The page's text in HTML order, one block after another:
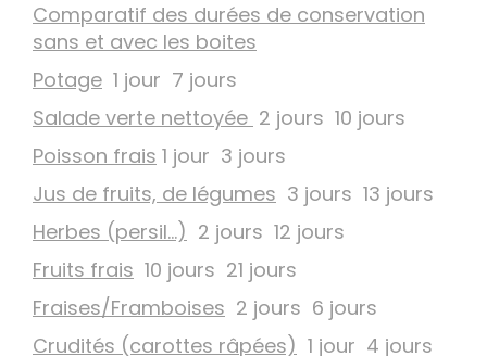
Comparatif des durées de conservation
sans et avec les boites
Potage 1 jour 7 jours
Salade verte nettoyée 2 jours 10 jours
Poisson frais 1 jour 3 jours
Jus de fruits, de légumes 3 jours 13 jours
Herbes (persil…) 2 jours 12 jours
Fruits frais 10 jours 21 jours
Fraises/Framboises 2 jours 6 jours
Crudités (carottes râpées) 1 jour 4 jours